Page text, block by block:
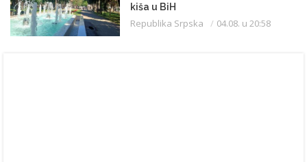
kiša u BiH
Republika Srpska 04.08. u 20:58